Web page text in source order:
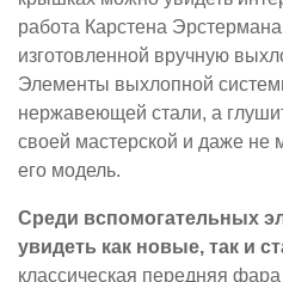
работа Карстена
изготовленной вручную
Элементы выхлопной
нержавеющей стали, а
своей мастерской и даже не
его модель.
Среди вспомогательных
увидеть как новые, так и
классическая передняя